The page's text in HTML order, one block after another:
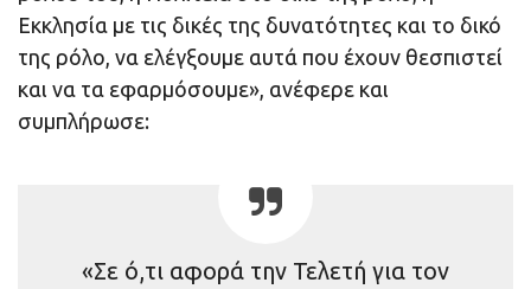
Εκκλησία με τις δικές της δυνατότητες και το δικό
της ρόλο, να ελέγξουμε αυτά που έχουν θεσπιστεί
και να τα εφαρμόσουμε», ανέφερε και
συμπλήρωσε:
«Σε ό,τι αφορά την Τελετή για τον